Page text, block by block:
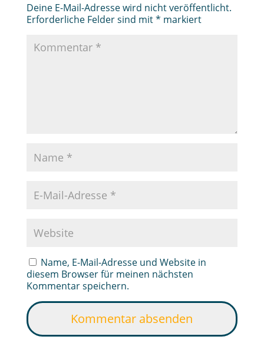
Deine E-Mail-Adresse wird nicht veröffentlicht.
Erforderliche Felder sind mit* markiert
Name, E-Mail-Adresse und Website in
diesem Browser für meinen nächsten
Kommentar speichern.